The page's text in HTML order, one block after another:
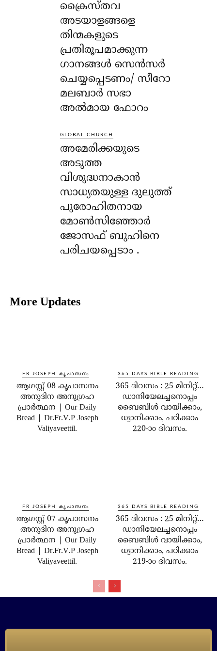
ക്രൈസ്തവ
അടയാളങ്ങളെ
തിന്മകളുടെ
പ്രതിരൂപമാക്കുന്ന
ഗാനങ്ങൾ സെൻസർ
ചെയ്യപ്പെടണം/ സീറോ
മലബാർ സഭാ
അൽമായ ഫോറം
GLOBAL CHURCH
അമേരിക്കയുടെ
അടുത്ത
വിശുദ്ധനാകാൻ
സാധ്യതയുള്ള ദുലുത്ത്
പുരോഹിതനായ
മോൺസിഞ്ഞോർ
ജോസഫ് ബുഹിനെ
പരിചയപ്പെടാം .
More Updates
FR JOSEPH കൃപാസനം
ആഗസ്റ്റ് 08 കൃപാസനം
അനുദിന അനുഗ്രഹ
പ്രാർത്ഥന | Our Daily
Bread | Dr.Fr.V.P Joseph
Valiyaveettil.
365 DAYS BIBLE READING
365 ദിവസം : 25 മിനിറ്റ്…
ഡാനിയേലച്ചനൊപ്പം
ബൈബിൾ വായിക്കാം,
ധ്യാനിക്കാം, പഠിക്കാം
220-ാo ദിവസം.
FR JOSEPH കൃപാസനം
ആഗസ്റ്റ് 07 കൃപാസനം
അനുദിന അനുഗ്രഹ
പ്രാർത്ഥന | Our Daily
Bread | Dr.Fr.V.P Joseph
Valiyaveettil.
365 DAYS BIBLE READING
365 ദിവസം : 25 മിനിറ്റ്…
ഡാനിയേലച്ചനൊപ്പം
ബൈബിൾ വായിക്കാം,
ധ്യാനിക്കാം, പഠിക്കാം
219-ാo ദിവസം.